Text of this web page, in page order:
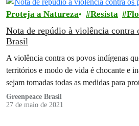
Proteja a Natureza Resista
Nota de repúdio à violência contra
Brasil
A violência contra os povos indígenas
territórios e modo de vida é chocante e
sejam tomadas todas as medidas para
Greenpeace Brasil
27 de maio de 2021